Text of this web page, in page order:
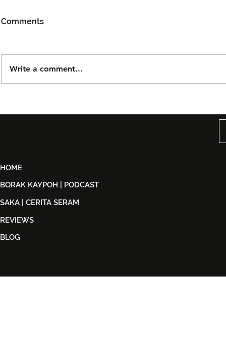
Dijual
Comments
Write a comment...
HOME
BORAK KAYPOH | PODCAST
SAKA | CERITA SERAM
REVIEWS
BLOG